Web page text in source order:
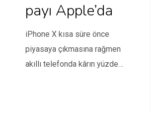
payı Apple’da
iPhone X kısa süre önce
piyasaya çıkmasına rağmen
akıllı telefonda kârın yüzde